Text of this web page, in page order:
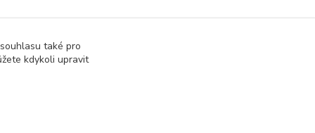
také pro
kdykoli upravit